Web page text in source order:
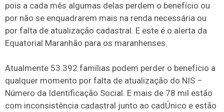
pois a cada mês algumas delas perdem o benefício ou
por não se enquadrarem mais na renda necessária ou
por falta de atualização cadastral. E este é o alerta da
Equatorial Maranhão para os maranhenses.
Atualmente 53.392 famílias podem perder o benefício a
qualquer momento por falta de atualização do NIS –
Número da Identificação Social. E mais de 78 mil estão
com inconsistência cadastral junto ao cadÚnico e estão